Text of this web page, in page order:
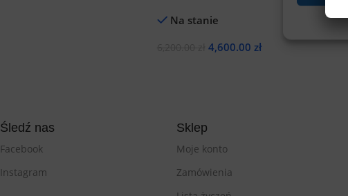
Na stanie
4,600.00 zł
Śledź nas
Facebook
Instagram
Sklep
Moje konto
Zamówienia